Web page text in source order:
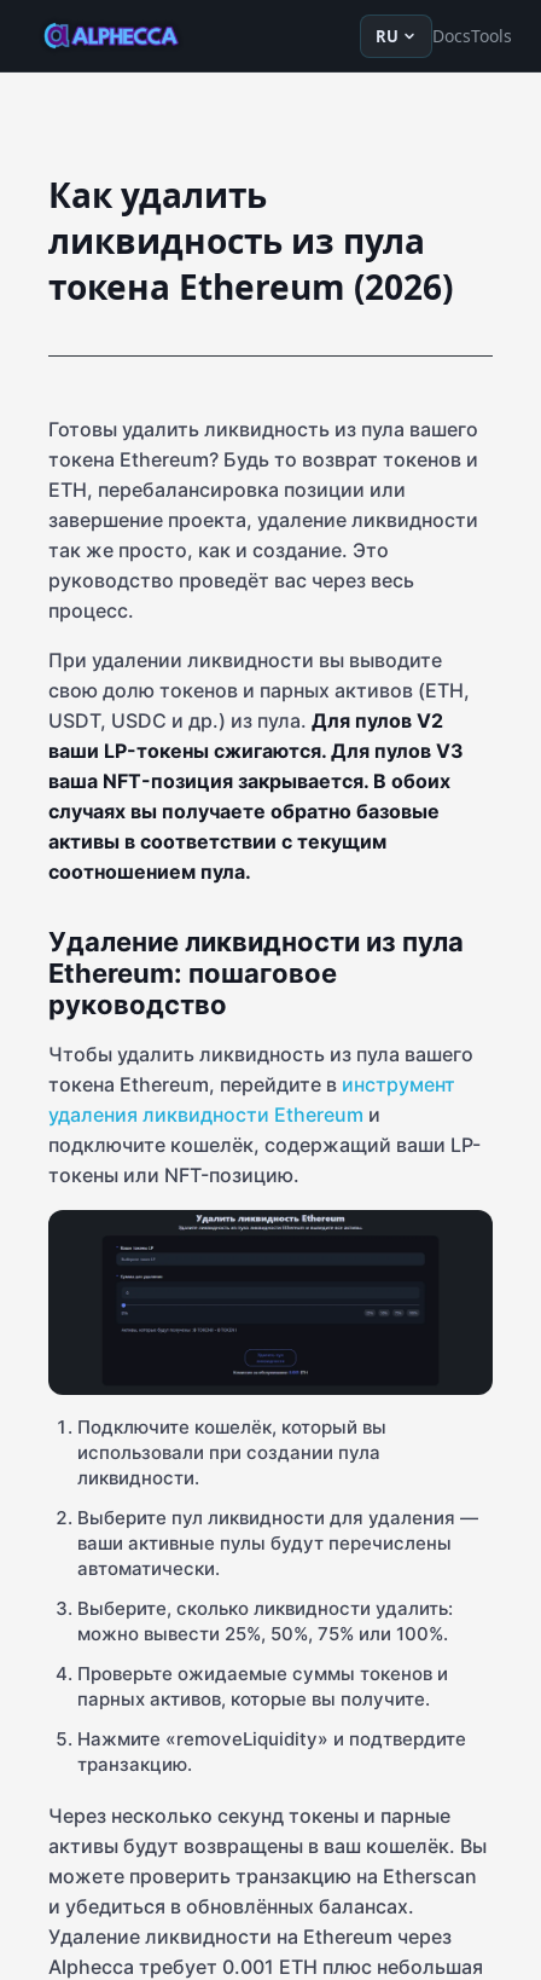
enru fr ko detrzh-Hans
RU DocsTools
Как удалить
ликвидность из пула
токена Ethereum (2026)
Готовы удалить ликвидность из пула вашего
токена Ethereum? Будь то возврат токенов и
ETH, перебалансировка позиции или
завершение проекта, удаление ликвидности
так же просто, как и создание. Это
руководство проведёт вас через весь
процесс.
При удалении ликвидности вы выводите
свою долю токенов и парных активов (ETH,
USDT, USDC и др.) из пула. Для пулов V2
ваши LP-токены сжигаются. Для пулов V3
ваша NFT-позиция закрывается. В обоих
случаях вы получаете обратно базовые
активы в соответствии с текущим
соотношением пула.
Удаление ликвидности из пула
Ethereum: пошаговое
руководство
Чтобы удалить ликвидность из пула вашего
токена Ethereum, перейдите в инструмент
удаления ликвидности Ethereum и
подключите кошелёк, содержащий ваши LP-
токены или NFT-позицию.
Подключите кошелёк, который вы
использовали при создании пула
ликвидности.
Выберите пул ликвидности для удаления —
ваши активные пулы будут перечислены
автоматически.
Выберите, сколько ликвидности удалить:
можно вывести 25%, 50%, 75% или 100%.
Проверьте ожидаемые суммы токенов и
парных активов, которые вы получите.
Нажмите «removeLiquidity» и подтвердите
транзакцию.
Через несколько секунд токены и парные
активы будут возвращены в ваш кошелёк. Вы
можете проверить транзакцию на Etherscan
и убедиться в обновлённых балансах.
Удаление ликвидности на Ethereum через
Alphecca требует 0.001 ETH плюс небольшая